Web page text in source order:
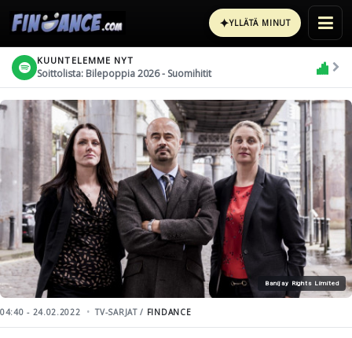
✦YLLÄTÄ MINUT
KUUNTELEMME NYT
Soittolista: Bilepoppia 2026 - Suomihitit
Banijay Rights Limited
04:40 - 24.02.2022 TV-SARJAT / FINDANCE